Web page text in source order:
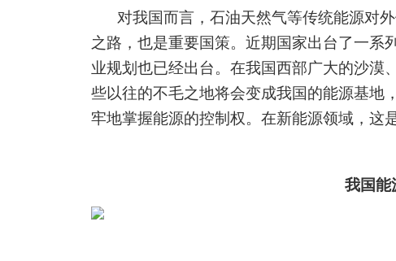
对我国而言，石油天然气等传统能源对
之路，也是重要国策。近期国家出台了一系
业规划也已经出台。在我国西部广大的沙漠
些以往的不毛之地将会变成我国的能源基地
牢地掌握能源的控制权。在新能源领域，这
我国能